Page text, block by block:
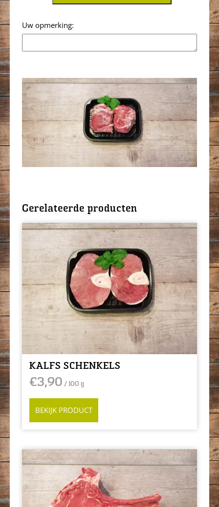
Opmerking
Gerelateerde producten
KALFS SCHENKELS
€3,90 / 100 g
BEKIJK PRODUCT